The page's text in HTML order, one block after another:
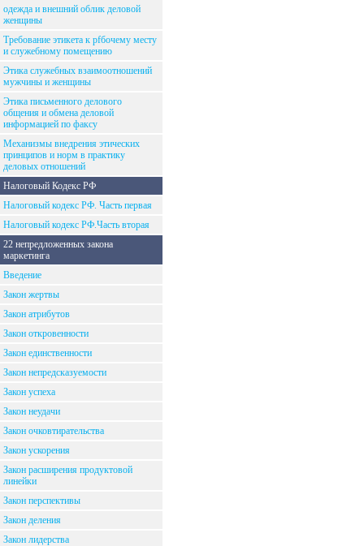
одежда и внешний облик деловой
женщины
Требование этикета к рfбочему месту
и служебному помещению
Этика служебных взаимоотношений
мужчины и женщины
Этика письменного делового
общения и обмена деловой
информацией по факсу
Механизмы внедрения этических
принципов и норм в практику
деловых отношений
Налоговый Кодекс РФ
Налоговый кодекс РФ. Часть первая
Налоговый кодекс РФ.Часть вторая
22 непредложенных закона
маркетинга
Введение
Закон жертвы
Закон атрибутов
Закон откровенности
Закон единственности
Закон непредсказуемости
Закон успеха
Закон неудачи
Закон очковтирательства
Закон ускорения
Закон расширения продуктовой
линейки
Закон перспективы
Закон деления
Закон лидерства